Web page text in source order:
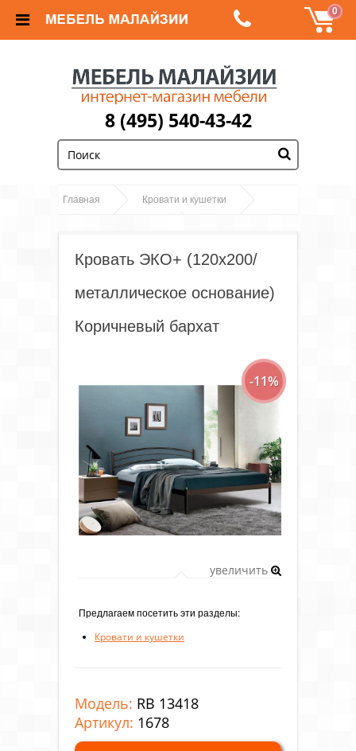
0
8 (495) 540-43-42
Главная Кровати и кушетки
(120х200/металлическое основание) Коричневый
Кровать ЭКО+ (120х200/
металлическое основание)
Коричневый бархат
-11%
увеличить
Предлагаем посетить эти разделы:
Кровати и кушетки
Модель: RB 13418
Артикул: 1678